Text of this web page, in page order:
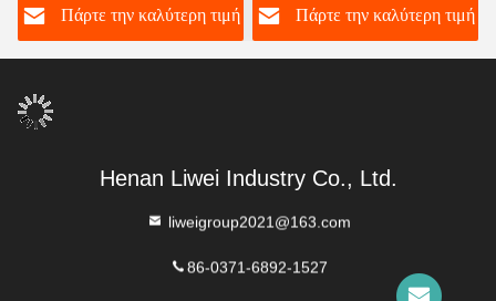
σχεδιασμένος με φτερωτά
άκρα που εξασφαλίζουν τη
στα συστήματα μεταφοράς
υγρών
Πάρτε την καλύτερη τιμή
σύνδεση από καουτσούκ
Μεγάλη διάρκεια ζωής
Πάρτε την καλύτερη τιμή
Henan Liwei Industry Co., Ltd.
liweigroup2021@163.com
86-0371-6892-1527